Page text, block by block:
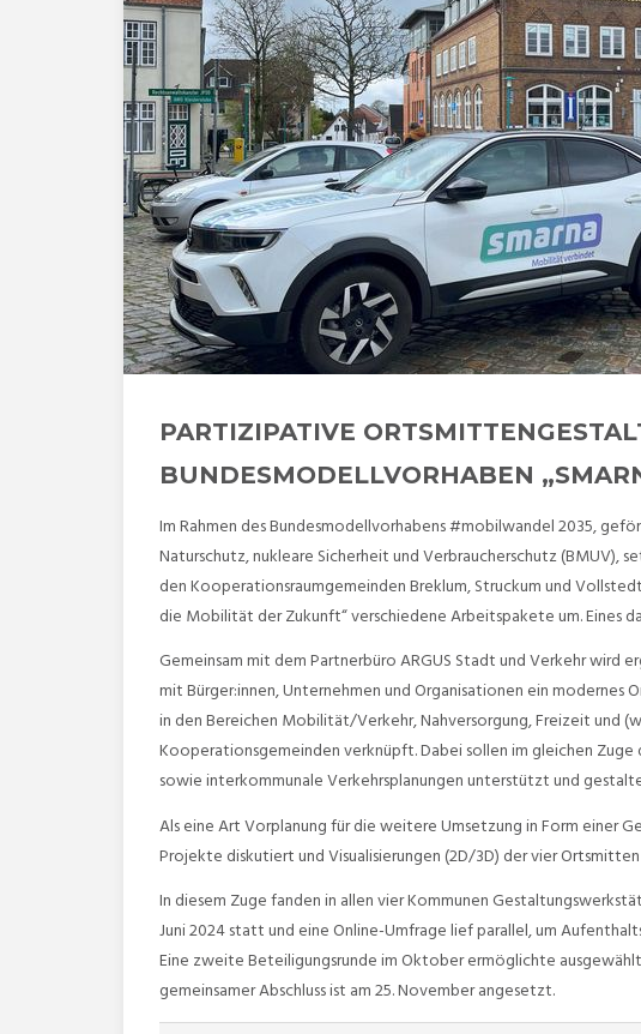
PARTIZIPATIVE
BUNDESMODELLVORHABEN
Im Rahmen des Bundesmodellvorhabens #mobilwandel 2035,
Naturschutz, nukleare Sicherheit und Verbraucherschutz (BMUV),
den Kooperationsraumgemeinden Breklum, Struckum und
die Mobilität der Zukunft“ verschiedene Arbeitspakete um.
Gemeinsam mit dem Partnerbüro ARGUS Stadt und Verkehr wird
mit Bürger:innen, Unternehmen und Organisationen ein
in den Bereichen Mobilität/Verkehr, Nahversorgung, Freizeit und
Kooperationsgemeinden verknüpft. Dabei sollen im gleichen
sowie interkommunale Verkehrsplanungen unterstützt und
Als eine Art Vorplanung für die weitere Umsetzung in Form einer
Projekte diskutiert und Visualisierungen (2D/3D) der vier
In diesem Zuge fanden in allen vier Kommunen
Juni 2024 statt und eine Online-Umfrage lief parallel, um
Eine zweite Beteiligungsrunde im Oktober ermöglichte
gemeinsamer Abschluss ist am 25. November angesetzt.